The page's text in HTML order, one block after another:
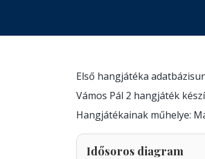
Első hangjátéka
Vámos Pál 2 hangjáték
Hangjátékainak műhelye:
Idősoros diagram